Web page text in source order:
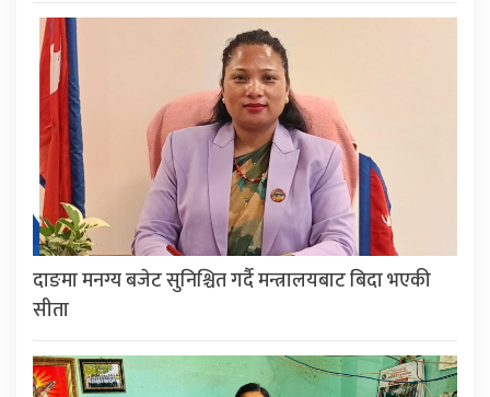
दाङमा मनग्य बजेट सुनिश्चित गर्दै मन्त्रालयबाट बिदा भएकी
सीता